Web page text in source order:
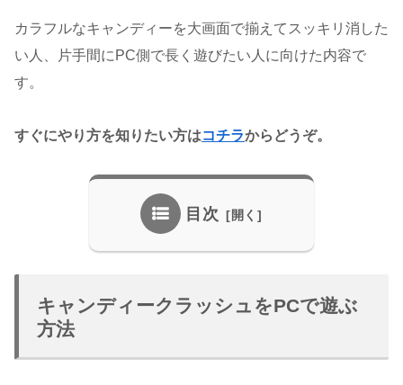
カラフルなキャンディーを大画面で揃えてスッキリ消した
い人、片手間にPC側で長く遊びたい人に向けた内容で
す。
すぐにやり方を知りたい方はコチラからどうぞ。
目次
キャンディークラッシュをPCで遊ぶ
方法